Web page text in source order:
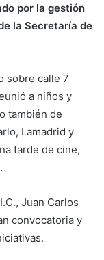
por la gestión
la Secretaría de
sobre calle 7
a niños y
también de
Lamadrid y
tarde de cine,
Juan Carlos
convocatoria y